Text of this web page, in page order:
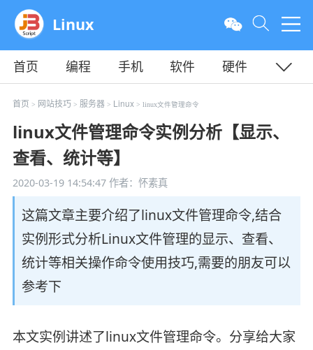
Linux
首页 编程 手机 软件
硬件
教程
平面 服务器
首页 > 网站技巧 > 服务器> Linux> linux文件管理命令
linux文件管理命令实例分析【显示、
查看、统计等】
2020-03-19 14:54:47作者：怀素真
这篇文章主要介绍了linux文件管理命令,结合
实例形式分析Linux文件管理的显示、查看、
统计等相关操作命令使用技巧,需要的朋友可以
参考下
本文实例讲述了linux文件管理命令。分享给大家